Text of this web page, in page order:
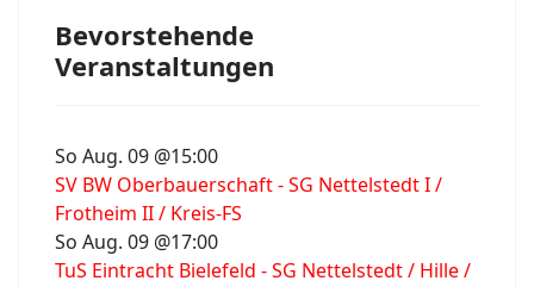
Bevorstehende
Veranstaltungen
So Aug. 09 @15:00
SV BW Oberbauerschaft - SG Nettelstedt I /
Frotheim II / Kreis-FS
So Aug. 09 @17:00
TuS Eintracht Bielefeld - SG Nettelstedt / Hille /